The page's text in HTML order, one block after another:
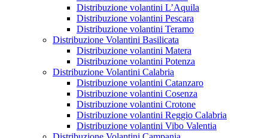
Distribuzione volantini L’Aquila
Distribuzione volantini Pescara
Distribuzione volantini Teramo
Distribuzione Volantini Basilicata
Distribuzione volantini Matera
Distribuzione volantini Potenza
Distribuzione Volantini Calabria
Distribuzione volantini Catanzaro
Distribuzione volantini Cosenza
Distribuzione volantini Crotone
Distribuzione volantini Reggio Calabria
Distribuzione volantini Vibo Valentia